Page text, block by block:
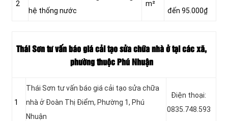
2
hệ thống nước
m²
đến 95.000₫
Thái Sơn tư vấn báo giá cải tạo sửa chữa nhà ở tại các xã,
phường thuộc Phú Nhuận
1
Thái Sơn tư vấn báo giá cải tạo sửa chữa
nhà ở Đoàn Thị Điểm, Phường 1, Phú
Nhuận
Điện thoại:
0835.748.593